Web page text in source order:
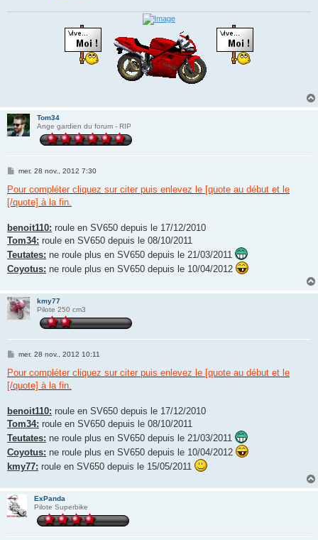
Tom34
Ange gardien du forum - RIP
M
s
s
a
mer. 28 nov., 2012 7:30
Pour compléter cliquez sur citer puis enlevez le [quote au début et le
[/quote] à la fin.
benoit110: roule en SV650 depuis le 17/12/2010
Tom34: roule en SV650 depuis le 08/10/2011
Teutates: ne roule plus en SV650 depuis le 21/03/2011
Coyotus: ne roule plus en SV650 depuis le 10/04/2012
kmy77
Pilote 250 cm3
M
s
s
a
mer. 28 nov., 2012 10:11
Pour compléter cliquez sur citer puis enlevez le [quote au début et le
[/quote] à la fin.
benoit110: roule en SV650 depuis le 17/12/2010
Tom34: roule en SV650 depuis le 08/10/2011
Teutates: ne roule plus en SV650 depuis le 21/03/2011
Coyotus: ne roule plus en SV650 depuis le 10/04/2012
kmy77: roule en SV650 depuis le 15/05/2011
ExPanda
Pilote Superbike